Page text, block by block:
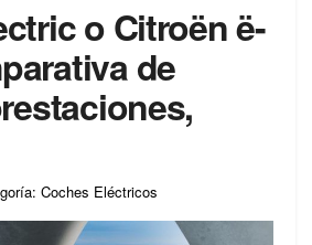
o Citroën ë-
de
Coches Eléctricos